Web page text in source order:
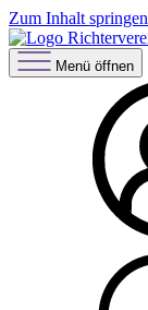
Zum Inhalt springen
Menü öffnen